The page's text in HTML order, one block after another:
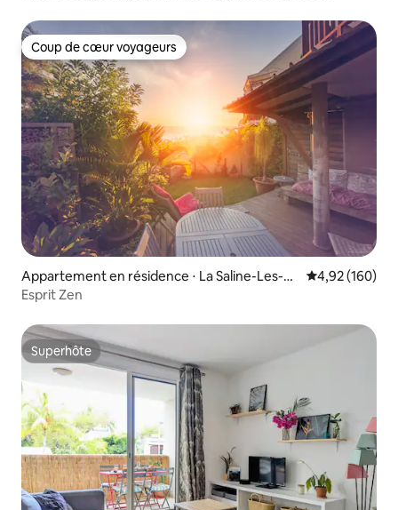
Coup de cœur voyageurs
Coup de cœur voyageurs
Appartement en résidence ⋅ La Saline-Les-Ba
ins
Évaluation
4,92 (160)
Esprit Zen
Superhôte
Superhôte